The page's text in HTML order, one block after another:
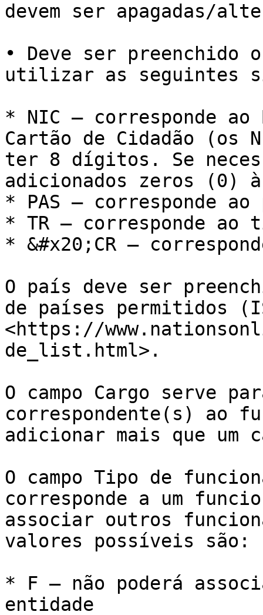
devem ser apagadas/
• Deve ser preenchido
utilizar as seguintes
* NIC – corresponde
Cartão de Cidadão (os
ter 8 dígitos. Se
adicionados zeros (0)
* PAS – corresponde ao
* TR – corresponde
* &#x20;CR –
O país deve ser
de países permitidos
<https://
de_list.html>.
O campo Cargo serve
correspondente(s) ao
adicionar mais que um
O campo Tipo de
corresponde a um
associar outros
valores possíveis são:
* F – não poderá
entidade